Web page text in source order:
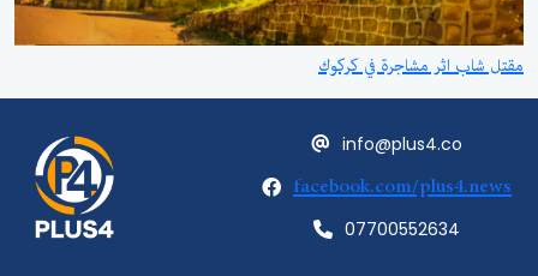
مقتل شاب اثر مشاجرة في كركوك
info@plus4.co
facebook.com/plus4.news
07700552634